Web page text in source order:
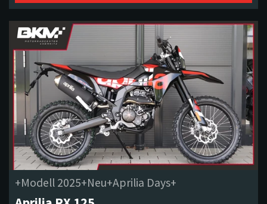
+Modell 2025+Neu+Aprilia Days+